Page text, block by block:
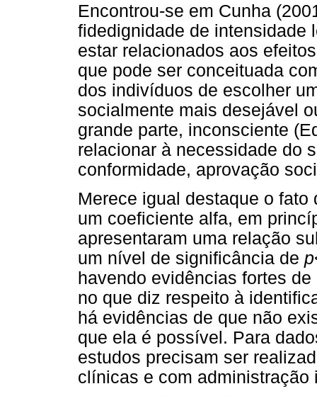
Encontrou-se em Cunha
fidedignidade de intensidade
estar relacionados aos
que pode ser conceituada
dos indivíduos de escolher
socialmente mais desejável
grande parte, inconsciente
relacionar à necessidade do
conformidade, aprovação
Merece igual destaque o
um coeficiente alfa, em
apresentaram uma relação
um nível de significância de p
havendo evidências fortes
no que diz respeito à
há evidências de que não
que ela é possível. Para
estudos precisam ser
clínicas e com